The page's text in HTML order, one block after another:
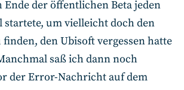
Ende der öffentlichen Beta jeden
startete, um vielleicht doch den
finden, den Ubisoft vergessen hatte
saß ich dann noch
der Error-Nachricht auf dem